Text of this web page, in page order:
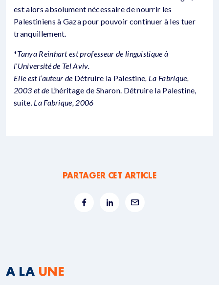
est alors absolument nécessaire de nourrir les
Palestiniens à Gaza pour pouvoir continuer à les tuer
tranquillement.
*Tanya Reinhart est professeur de linguistique à
l’Université de Tel Aviv.
Elle est l’auteur de Détruire la Palestine, La Fabrique,
2003 et de L’héritage de Sharon. Détruire la Palestine,
suite.La Fabrique, 2006
PARTAGER CET ARTICLE
A LA UNE